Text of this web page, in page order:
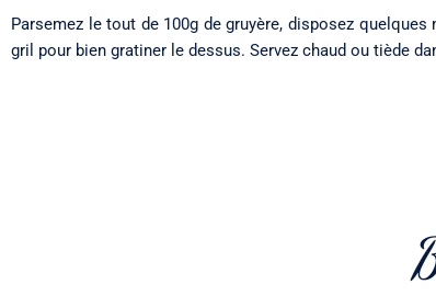
Parsemez le tout de 100g de gruyère, disposez
gril pour bien gratiner le dessus. Servez chaud ou tiède